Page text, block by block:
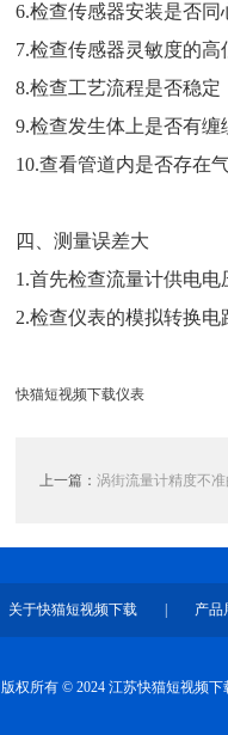
6.检查传感器安装是否同心
7.检查传感器灵敏度的高低
8.检查工艺流程是否稳定
9.检查发生体上是否有缠绕物
10.查看管道内是否存在气穴
四、测量误差大
1.首先检查流量计供电电压
2.检查仪表的模拟转换电
快猫短视频下载仪表
上一篇： 涡街流量计精度不
关于快猫短视频下载 产品
版权所有 © 2024 江苏快猫短视频